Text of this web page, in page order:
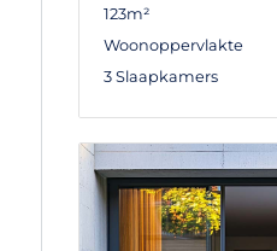
123m²
Woonoppervlakte
3 Slaapkamers